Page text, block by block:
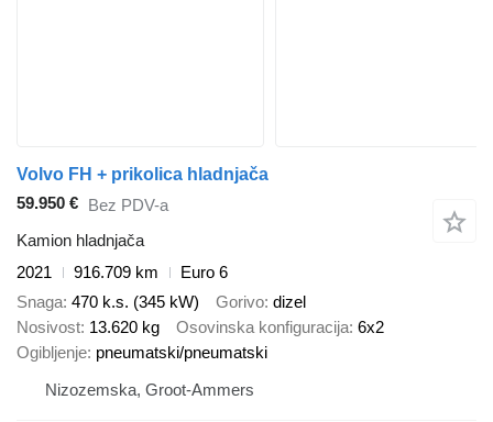
Volvo FH + prikolica hladnjača
59.950 € Bez PDV-a
Kamion hladnjača
2021
916.709 km
Euro 6
Snaga 470 k.s. (345 kW) Gorivo dizel
Nosivost 13.620 kg Osovinska konfiguracija 6x2
Ogibljenje pneumatski/pneumatski
Nizozemska, Groot-Ammers